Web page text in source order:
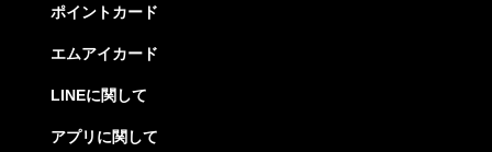
ポイントカード
エムアイカード
LINEに関して
アプリに関して